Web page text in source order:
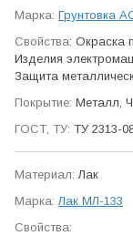
Грунтовка
Окраска
Изделия
Защита
Металл,
ТУ 2313-
Лак
Лак МЛ-133